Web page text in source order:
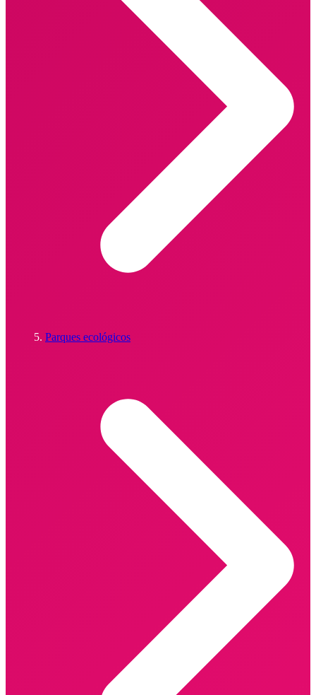
Parques ecológicos